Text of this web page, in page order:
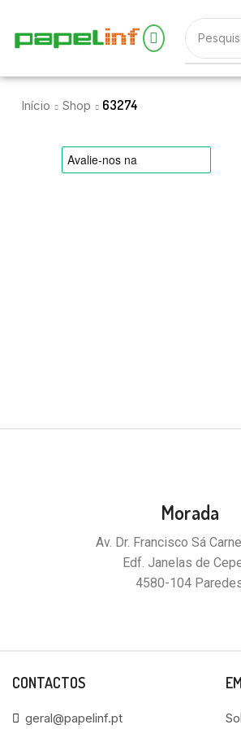
Início Shop 63274
Morada
Av. Dr. Francisco Sá
Edf. Janelas de
4580-104
CONTACTOS
geral@papelinf.pt